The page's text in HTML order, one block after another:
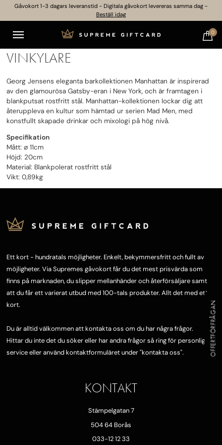
Gåvokort 1-3 dagars leveranstid - Digitala gåvokort levereras samma dag -
Beställ idag
0
GEORG JENSEN – MANHATTAN
VINKYLARE
Georg Jensens eleganta barkollektionen Manhattan är inspirerad
av den glamourösa Gatsby-eran i New York, och är framtagen i
blankputsat rostfritt stål. Manhattan-kollektionen lockar dig att
återuppleva en kultur som hämtad ur serien Mad Men, med
konstfullt skapade drinkar och mixologi på hög nivå.
Specifikation
Mått: ⌀ 11cm
Höjd: 20cm
Material: Blankpolerat rostfritt stål
Vikt: 0,89kg
Ett kort - hundratals möjligheter. Enkelt, bekymmersfritt och fullt av
möjligheter. Via Supremes gåvokort får du det mest prisvärda som
finns på marknaden, du slipper mellanhänder och återförsäljare samt
att du får ett varierat utbud med 100-tals produkter. Allt det med ett
kort.
Du är alltid välkommen att kontakta oss om du har några frågor.
Hittar du inte det du söker eller har andra frågor så ring för personlig
service eller använd kontaktformuläret under "kontakta oss".
KONTAKT
Stämpelgatan 7
504 64 Borås
033-12 12 33
OFFERTFÖRFRÅGAN